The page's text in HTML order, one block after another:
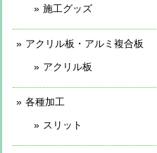
施工グッズ
アクリル板・アルミ複合板
アクリル板
各種加工
スリット